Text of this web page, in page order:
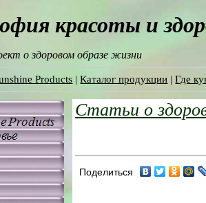
красоты и
о здоровом образе жизни
Products |Каталог продукции |Где
Статьи о
Поделиться